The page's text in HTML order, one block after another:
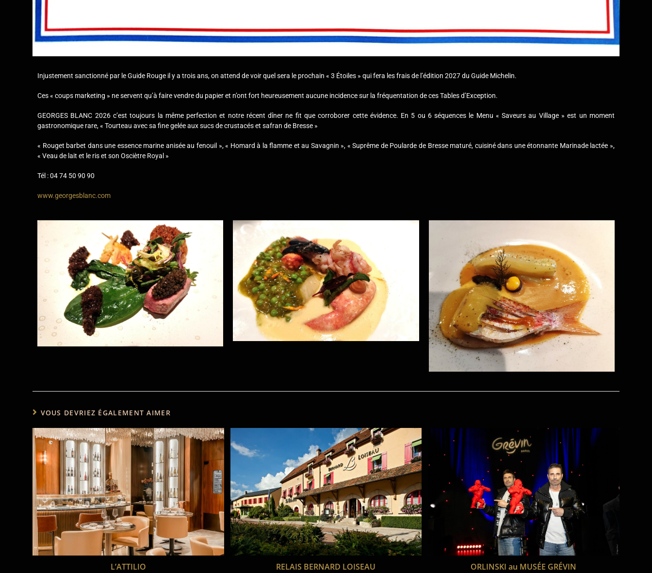
Injustement sanctionné par le Guide Rouge il y a trois ans, on attend de voir quel sera le prochain « 3 Étoiles » qui fera les frais de l’édition 2027 du Guide Michelin.
Ces « coups marketing » ne servent qu’à faire vendre du papier et n’ont fort heureusement aucune incidence sur la fréquentation de ces Tables d’Exception.
GEORGES BLANC 2026 c’est toujours la même perfection et notre récent dîner ne fit que corroborer cette évidence. En 5 ou 6 séquences le Menu « Saveurs au Village » est un moment
gastronomique rare, « Tourteau avec sa fine gelée aux sucs de crustacés et safran de Bresse »
« Rouget barbet dans une essence marine anisée au fenouil », « Homard à la flamme et au Savagnin », « Suprême de Poularde de Bresse maturé, cuisiné dans une étonnante Marinade lactée »,
« Veau de lait et le ris et son Osciètre Royal »
Tél : 04 74 50 90 90
www.georgesblanc.com
VOUS DEVRIEZ ÉGALEMENT AIMER
L’ATTILIO RELAIS BERNARD LOISEAU ORLINSKI au MUSÉE GRÉVIN